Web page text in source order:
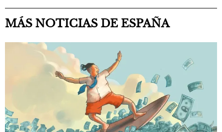
MÁS NOTICIAS DE ESPAÑA